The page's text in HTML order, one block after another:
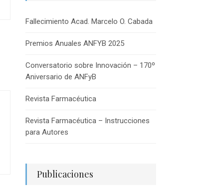
Fallecimiento Acad. Marcelo O. Cabada
Premios Anuales ANFYB 2025
Conversatorio sobre Innovación – 170º
Aniversario de ANFyB
Revista Farmacéutica
Revista Farmacéutica – Instrucciones
para Autores
Publicaciones